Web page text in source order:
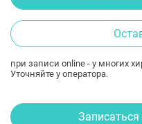
при записи online - у многих
Уточняйте у оператора.